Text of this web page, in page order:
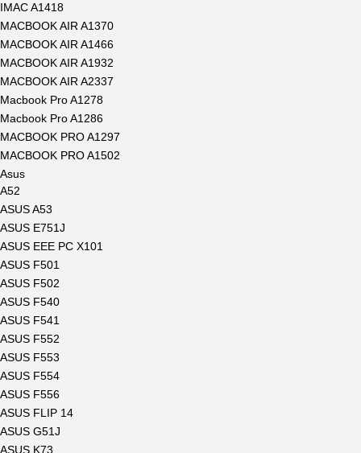
IMAC A1418
MACBOOK AIR A1370
MACBOOK AIR A1466
MACBOOK AIR A1932
MACBOOK AIR A2337
Macbook Pro A1278
Macbook Pro A1286
MACBOOK PRO A1297
MACBOOK PRO A1502
Asus
A52
ASUS A53
ASUS E751J
ASUS EEE PC X101
ASUS F501
ASUS F502
ASUS F540
ASUS F541
ASUS F552
ASUS F553
ASUS F554
ASUS F556
ASUS FLIP 14
ASUS G51J
ASUS K73